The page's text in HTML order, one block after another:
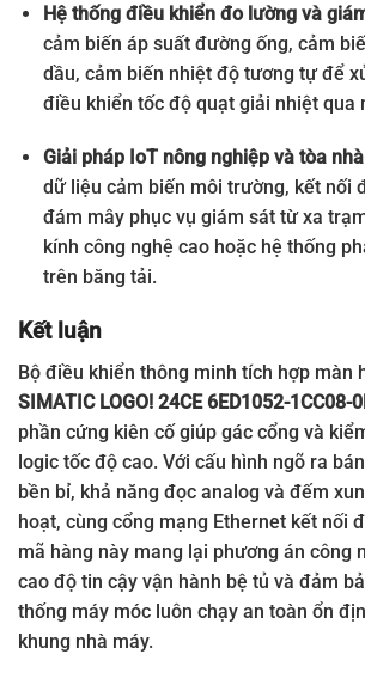
6ED1052-1MD08-0BA2 LOGO! 12/
6ED1052-1FB08-0BA2 LOGO! 230RCE
6ED1052-2MD08-0BA2 LOGO!12/
6ED1052-2FB08-0BA2 Logo! 230RCEO
Hệ thống điều khiển đo lường và
cảm biến áp suất đường ống, cảm
dầu, cảm biến nhiệt độ tương tự để
điều khiển tốc độ quạt giải nhiệt qua
Giải pháp IoT nông nghiệp và tòa
dữ liệu cảm biến môi trường, kết nối
đám mây phục vụ giám sát từ xa
kính công nghệ cao hoặc hệ thống
trên băng tải.
Kết luận
Bộ điều khiển thông minh tích hợp màn
SIMATIC LOGO! 24CE 6ED1052-1CC08-
phần cứng kiên cố giúp gác cổng và
logic tốc độ cao. Với cấu hình ngõ ra
bền bỉ, khả năng đọc analog và đếm
hoạt, cùng cổng mạng Ethernet kết nối
mã hàng này mang lại phương án công
cao độ tin cậy vận hành bệ tủ và đảm
thống máy móc luôn chạy an toàn ổn
khung nhà máy.